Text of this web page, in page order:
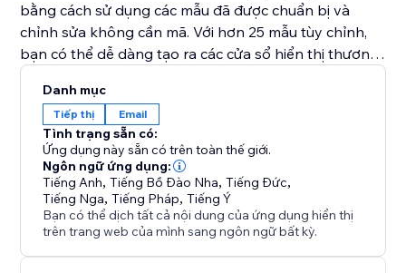
bằng cách sử dụng các mẫu đã được chuẩn bị và
chỉnh sửa không cần mã. Với hơn 25 mẫu tùy chỉnh,
bạn có thể dễ dàng tạo ra các cửa sổ hiển thị thương
hợp.
Tích hợp biểu mẫu của bạn một cách mượt mà với
Mailchimp chỉ trong vài cú nhấp. Ứng dụng cung cấp
một giao diện biểu mẫu có thể tùy chỉnh hoàn toàn,
giúp mở rộng danh sách gửi thư của bạn một cách dễ
dàng. Mỗi người đăng ký mới sẽ được thêm vào tài
khoản Mailchimp của bạn ngay lập tức, giúp bạn dễ
Danh mục
Tiếp thị Email
Tình trạng sẵn có:
Ứng dụng này sẵn có trên toàn thế giới.
Ngôn ngữ ứng dụng:
Tiếng Anh,Tiếng Bồ Đào Nha,Tiếng Đức,
Tiếng Nga,Tiếng Pháp,Tiếng Ý
Bạn có thể dịch tất cả nội dung của ứng dụng hiển thị
trên trang web của mình sang ngôn ngữ bất kỳ.